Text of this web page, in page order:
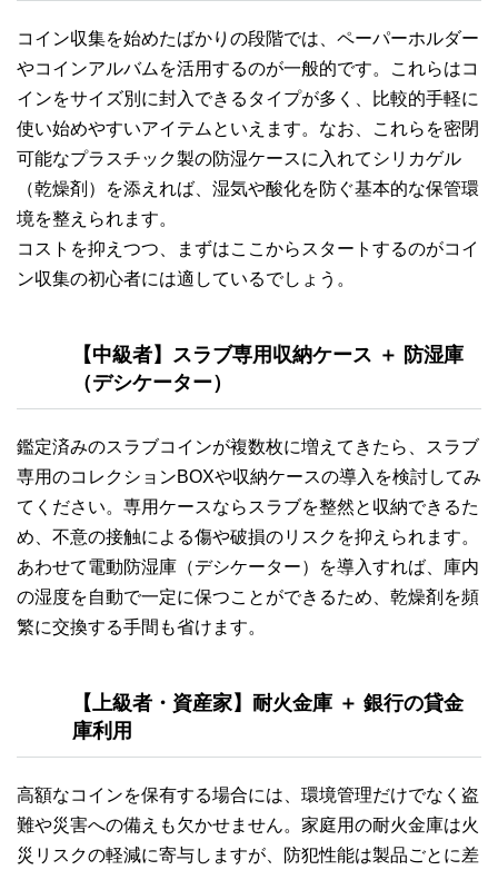
コイン収集を始めたばかりの段階では、ペーパーホルダー
やコインアルバムを活用するのが一般的です。これらはコ
インをサイズ別に封入できるタイプが多く、比較的手軽に
使い始めやすいアイテムといえます。なお、これらを密閉
可能なプラスチック製の防湿ケースに入れてシリカゲル
（乾燥剤）を添えれば、湿気や酸化を防ぐ基本的な保管環
境を整えられます。
コストを抑えつつ、まずはここからスタートするのがコイ
ン収集の初心者には適しているでしょう。
【中級者】スラブ専用収納ケース ＋ 防湿庫
（デシケーター）
鑑定済みのスラブコインが複数枚に増えてきたら、スラブ
専用のコレクションBOXや収納ケースの導入を検討してみ
てください。専用ケースならスラブを整然と収納できるた
め、不意の接触による傷や破損のリスクを抑えられます。
あわせて電動防湿庫（デシケーター）を導入すれば、庫内
の湿度を自動で一定に保つことができるため、乾燥剤を頻
繁に交換する手間も省けます。
【上級者・資産家】耐火金庫 ＋ 銀行の貸金
庫利用
高額なコインを保有する場合には、環境管理だけでなく盗
難や災害への備えも欠かせません。家庭用の耐火金庫は火
災リスクの軽減に寄与しますが、防犯性能は製品ごとに差